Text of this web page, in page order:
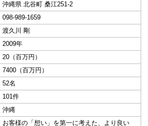
沖縄県 北谷町 桑江251-2
098-989-1659
渡久川 剛
2009年
20（百万円）
7400（百万円）
52名
101件
沖縄
お客様の「想い」を第一に考えた、より良い